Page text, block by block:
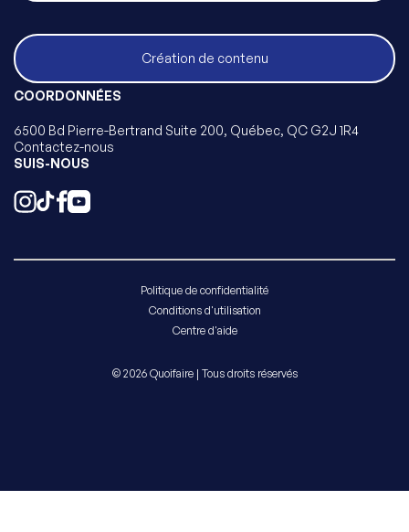
Création de contenu
COORDONNÉES
6500 Bd Pierre-Bertrand Suite 200, Québec, QC G2J 1R4
Contactez-nous
SUIS-NOUS
Politique de confidentialité
Conditions d'utilisation
Centre d'aide
© 2026 Quoifaire | Tous droits réservés